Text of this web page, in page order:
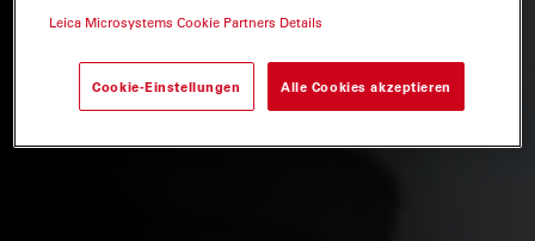
Leica Microsystems Cookie Partners Details
Cookie-Einstellungen Alle Cookies akzeptieren